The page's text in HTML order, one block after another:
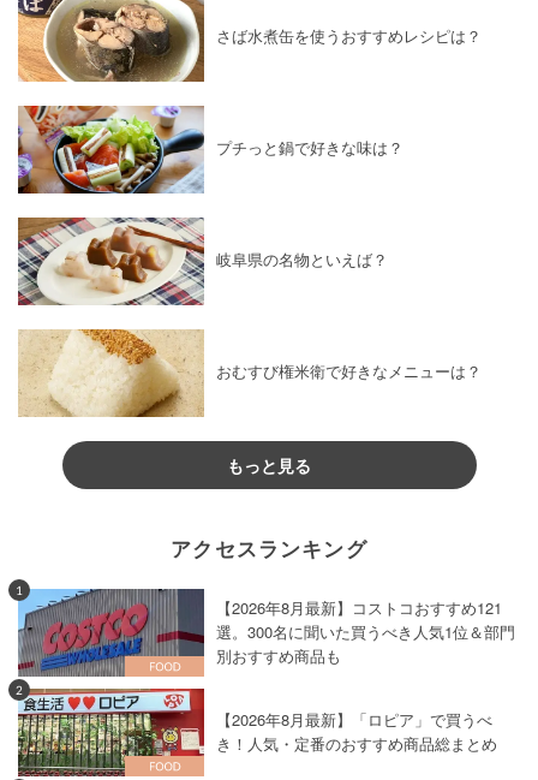
さば水煮缶を使うおすすめレシピは？
プチっと鍋で好きな味は？
岐阜県の名物といえば？
おむすび権米衛で好きなメニューは？
もっと見る
アクセスランキング
1
【2026年8月最新】コストコおすすめ121
選。300名に聞いた買うべき人気1位＆部門
別おすすめ商品も
2
【2026年8月最新】「ロピア」で買うべ
き！人気・定番のおすすめ商品総まとめ